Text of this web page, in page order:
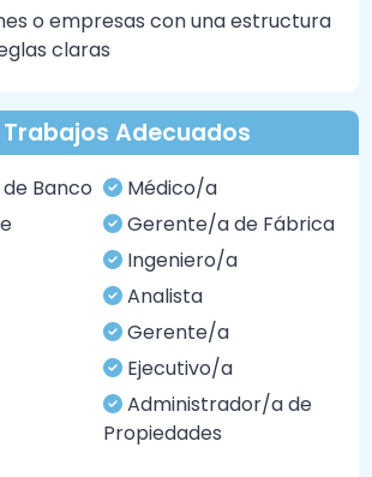
o empresas con una estructura
claras
Adecuados
Banco
Médico/a
Gerente/a de Fábrica
Ingeniero/a
Analista
Gerente/a
Ejecutivo/a
Administrador/a de
Propiedades